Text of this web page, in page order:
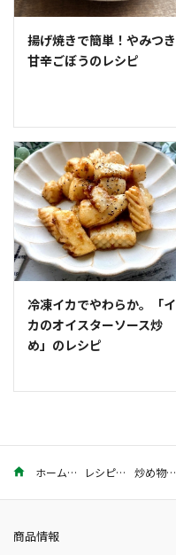
揚げ焼きで簡単！やみつき
甘辛ごぼうのレシピ
冷凍イカでやわらか。「イ
カのオイスターソース炒
め」のレシピ
ホーム レシピ 炒め物
商品情報